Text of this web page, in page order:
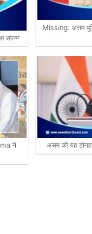
संपन्न
ने
Missing: असम
असम की यह